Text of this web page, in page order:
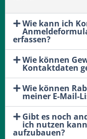
Wie kann ich
erfassen?
Wie können
Kontaktdaten
Wie können
meiner E-Mail-
Gibt es noch
ich nutzen
aufzubauen?